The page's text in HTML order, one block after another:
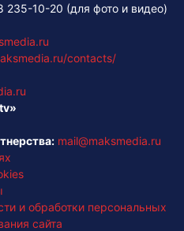
235-10-20 (для фото и видео)
contacts/
mail@maksmedia.ru
и обработки персональных
сайта